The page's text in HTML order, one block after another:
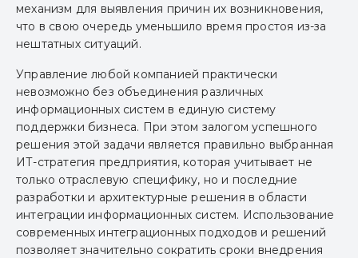
механизм для выявления причин их возникновения,
что в свою очередь уменьшило время простоя из-за
нештатных ситуаций.
Управление любой компанией практически
невозможно без объединения различных
информационных систем в единую систему
поддержки бизнеса. При этом залогом успешного
решения этой задачи является правильно выбранная
ИТ-стратегия предприятия, которая учитывает не
только отраслевую специфику, но и последние
разработки и архитектурные решения в области
интеграции информационных систем. Использование
современных интеграционных подходов и решений
позволяет значительно сократить сроки внедрения